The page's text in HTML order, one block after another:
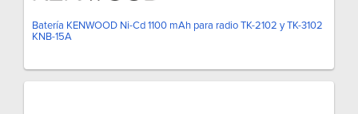
Batería KENWOOD Ni-Cd 1100 mAh para radio TK-2102 y TK-3102
KNB-15A